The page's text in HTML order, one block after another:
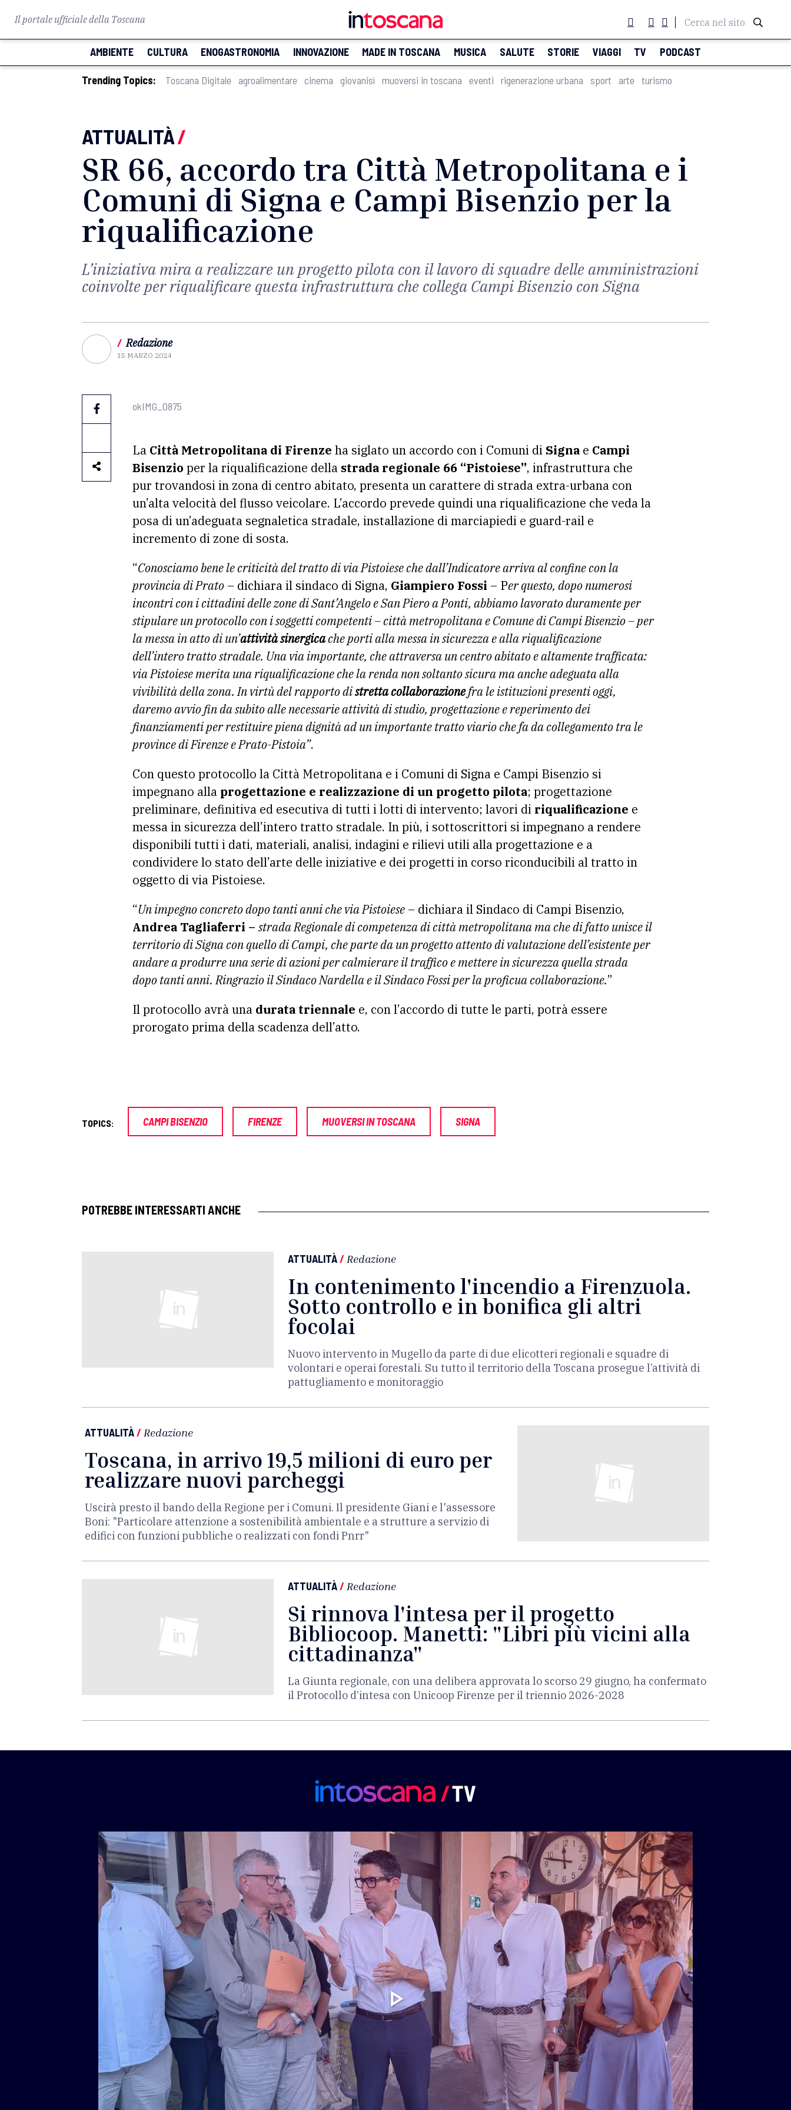
Il portale ufficiale della Toscana Cerca nel sito
AMBIENTE CULTURA ENOGASTRONOMIA INNOVAZIONE MADE IN TOSCANA MUSICA SALUTE STORIE VIAGGI TV PODCAST
Trending Topics: Toscana Digitale agroalimentare cinema giovanisì muoversi in toscana eventi rigenerazione urbana sport arte turismo
ATTUALITÀ/
SR 66, accordo tra Città Metropolitana e i
Comuni di Signa e Campi Bisenzio per la
riqualificazione
L’iniziativa mira a realizzare un progetto pilota con il lavoro di squadre delle amministrazioni
coinvolte per riqualificare questa infrastruttura che collega Campi Bisenzio con Signa
/ Redazione
15 MARZO 2024
okIMG_0875
La Città Metropolitana di Firenze ha siglato un accordo con i Comuni di Signa e Campi
Bisenzio per la riqualificazione della strada regionale 66 “Pistoiese”, infrastruttura che
pur trovandosi in zona di centro abitato, presenta un carattere di strada extra-urbana con
un’alta velocità del flusso veicolare. L’accordo prevede quindi una riqualificazione che veda la
posa di un’adeguata segnaletica stradale, installazione di marciapiedi e guard-rail e
incremento di zone di sosta.
“Conosciamo bene le criticità del tratto di via Pistoiese che dall’Indicatore arriva al confine con la
provincia di Prato – dichiara il sindaco di Signa, Giampiero Fossi – Per questo, dopo numerosi
incontri con i cittadini delle zone di Sant’Angelo e San Piero a Ponti, abbiamo lavorato duramente per
stipulare un protocollo con i soggetti competenti – città metropolitana e Comune di Campi Bisenzio – per
la messa in atto di un’attività sinergicache porti alla messa in sicurezza e alla riqualificazione
dell’intero tratto stradale. Una via importante, che attraversa un centro abitato e altamente trafficata:
via Pistoiese merita una riqualificazione che la renda non soltanto sicura ma anche adeguata alla
vivibilità della zona. In virtù del rapporto distretta collaborazionefra le istituzioni presenti oggi,
daremo avvio fin da subito alle necessarie attività di studio, progettazione e reperimento dei
finanziamenti per restituire piena dignità ad un importante tratto viario che fa da collegamento tra le
province di Firenze e Prato-Pistoia”.
Con questo protocollo la Città Metropolitana e i Comuni di Signa e Campi Bisenzio si
impegnano alla progettazione e realizzazione di un progetto pilota; progettazione
preliminare, definitiva ed esecutiva di tutti i lotti di intervento; lavori di riqualificazione e
messa in sicurezza dell’intero tratto stradale. In più, i sottoscrittori si impegnano a rendere
disponibili tutti i dati, materiali, analisi, indagini e rilievi utili alla progettazione e a
condividere lo stato dell’arte delle iniziative e dei progetti in corso riconducibili al tratto in
oggetto di via Pistoiese.
“Un impegno concreto dopo tanti anni che via Pistoiese – dichiara il Sindaco di Campi Bisenzio,
Andrea Tagliaferri – strada Regionale di competenza di città metropolitana ma che di fatto unisce il
territorio di Signa con quello di Campi, che parte da un progetto attento di valutazione dell’esistente per
andare a produrre una serie di azioni per calmierare il traffico e mettere in sicurezza quella strada
dopo tanti anni. Ringrazio il Sindaco Nardella e il Sindaco Fossi per la proficua collaborazione.”
Il protocollo avrà una durata triennale e, con l’accordo di tutte le parti, potrà essere
prorogato prima della scadenza dell’atto.
TOPICS: CAMPI BISENZIO FIRENZE MUOVERSI IN TOSCANA SIGNA
POTREBBE INTERESSARTI ANCHE
ATTUALITÀ/ Redazione
In contenimento l'incendio a Firenzuola.
Sotto controllo e in bonifica gli altri
focolai
Nuovo intervento in Mugello da parte di due elicotteri regionali e squadre di
volontari e operai forestali. Su tutto il territorio della Toscana prosegue l’attività di
pattugliamento e monitoraggio
ATTUALITÀ/ Redazione
Toscana, in arrivo 19,5 milioni di euro per
realizzare nuovi parcheggi
Uscirà presto il bando della Regione per i Comuni. Il presidente Giani e l'assessore
Boni: "Particolare attenzione a sostenibilità ambientale e a strutture a servizio di
edifici con funzioni pubbliche o realizzati con fondi Pnrr"
ATTUALITÀ/ Redazione
Si rinnova l'intesa per il progetto
Bibliocoop. Manetti: "Libri più vicini alla
cittadinanza"
La Giunta regionale, con una delibera approvata lo scorso 29 giugno, ha confermato
il Protocollo d’intesa con Unicoop Firenze per il triennio 2026-2028